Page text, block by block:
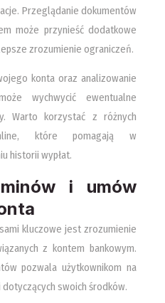
Przeglądanie dokumentów
może przynieść dodatkowe
zrozumienie ograniczeń.
konta oraz analizowanie
wychwycić ewentualne
Warto korzystać z różnych
które pomagają w
historii wypłat.
i umów
kluczowe jest zrozumienie
z kontem bankowym.
pozwala użytkownikom na
swoich środków.